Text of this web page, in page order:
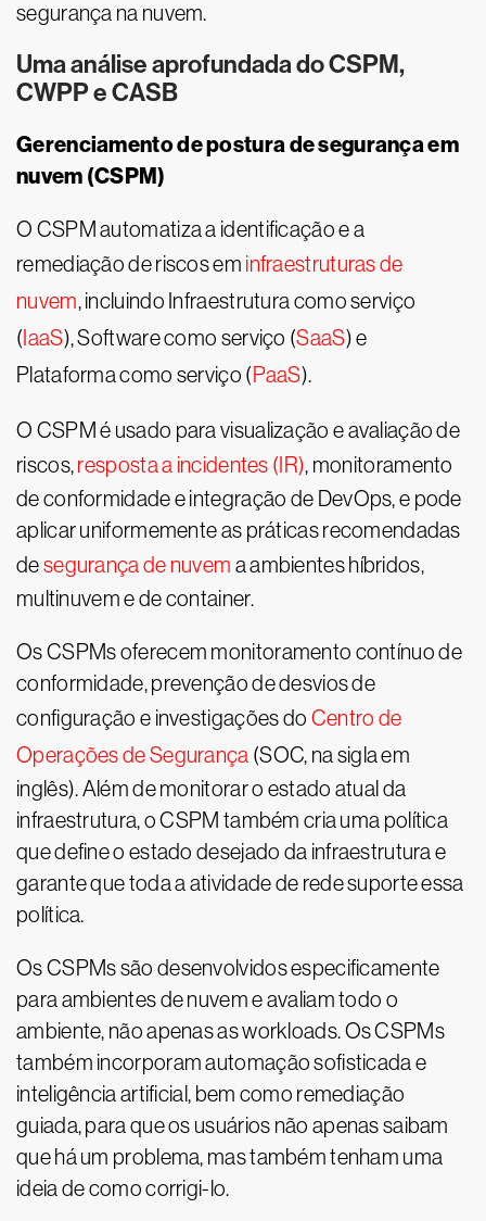
segurança na nuvem.
Uma análise aprofundada do CSPM,
CWPP e CASB
Gerenciamento de postura de segurança em
nuvem (CSPM)
O CSPM automatiza a identificação e a
remediação de riscos em infraestruturas de
nuvem, incluindo Infraestrutura como serviço
( IaaS), Software como serviço (SaaS) e
Plataforma como serviço (PaaS).
O CSPM é usado para visualização e avaliação de
riscos,resposta a incidentes (IR), monitoramento
de conformidade e integração de DevOps, e pode
aplicar uniformemente as práticas recomendadas
desegurança de nuvem a ambientes híbridos,
multinuvem e de container.
Os CSPMs oferecem monitoramento contínuo de
conformidade, prevenção de desvios de
configuração e investigações do Centro de
Operações de Segurança (SOC, na sigla em
inglês). Além de monitorar o estado atual da
infraestrutura, o CSPM também cria uma política
que define o estado desejado da infraestrutura e
garante que toda a atividade de rede suporte essa
política.
Os CSPMs são desenvolvidos especificamente
para ambientes de nuvem e avaliam todo o
ambiente, não apenas as workloads. Os CSPMs
também incorporam automação sofisticada e
inteligência artificial, bem como remediação
guiada, para que os usuários não apenas saibam
que há um problema, mas também tenham uma
ideia de como corrigi-lo.